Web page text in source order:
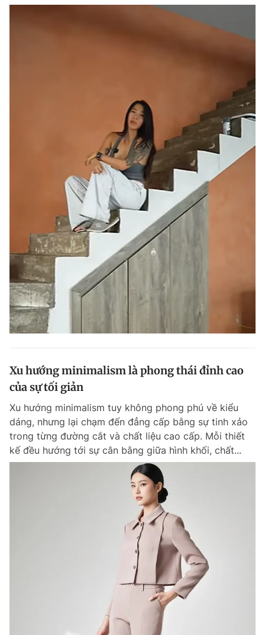
Xu hướng minimalism là phong thái đỉnh cao
của sự tối giản
Xu hướng minimalism tuy không phong phú về kiểu
dáng, nhưng lại chạm đến đẳng cấp bằng sự tinh xảo
trong từng đường cắt và chất liệu cao cấp. Mỗi thiết
kế đều hướng tới sự cân bằng giữa hình khối, chất...